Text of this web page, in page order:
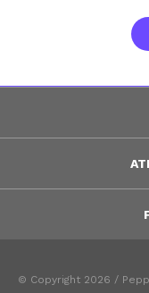
© Copyright 2026 /